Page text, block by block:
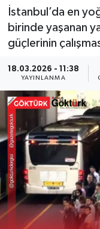
İstanbul’da en
birinde yaşanan
güçlerinin
18.03.2026 - 11:38
YAYINLANMA
GÖKTÜRK
KÜLTÜR -
MAGAZİN
ÖZEL HABER
SAĞLIK